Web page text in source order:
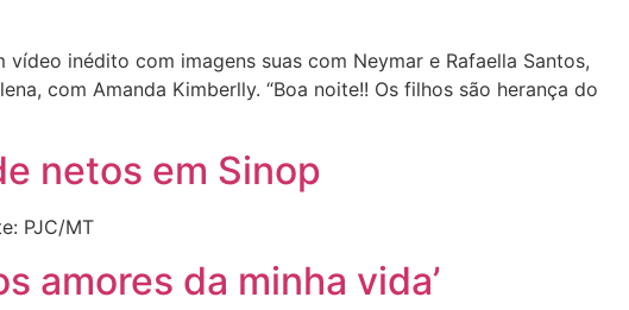
inédito com imagens suas com Neymar e Rafaella Santos,
com Amanda Kimberlly. “Boa noite!! Os filhos são herança do
netos em Sinop
PJC/MT
amores da minha vida’